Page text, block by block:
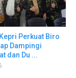
Perkuat Biro
Dampingi
dan Du ...